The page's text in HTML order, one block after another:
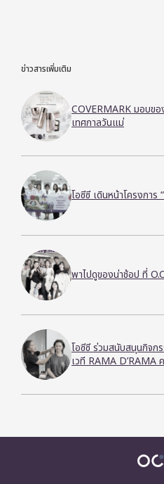
ข่าวสารเพิ่มเติม
COVERMARK มอบข
เทศกาลวันแม่
โอซีซี เดินหน้าโครงกา
พาไปดูของน่าช้อป ที่
โอซีซี ร่วมสนับสนุนกิจก
เวที RAMA D’RAMA